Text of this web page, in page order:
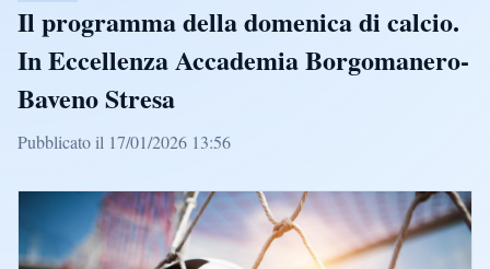
Il programma della domenica di calcio.
In Eccellenza Accademia Borgomanero-
Baveno Stresa
Pubblicato il 17/01/2026 13:56